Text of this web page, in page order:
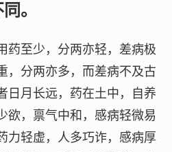
。
药至少，分两亦轻，差病极
，分两亦多，而差病不及古
日月长远，药在土中，自养
欲，禀气中和，感病轻微易
力轻虚，人多巧诈，感病厚